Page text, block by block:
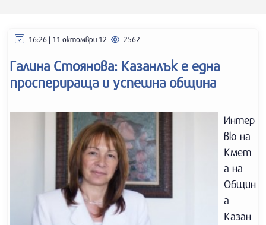
16:26 | 11 октомври 12 2562
Галина Стоянова: Казанлък е една
просперираща и успешна община
Интер
вю на
Кмет
а на
Общин
а
Казан